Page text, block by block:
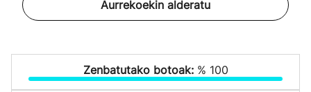
Aurrekoekin alderatu
Zenbatutako botoak: % 100